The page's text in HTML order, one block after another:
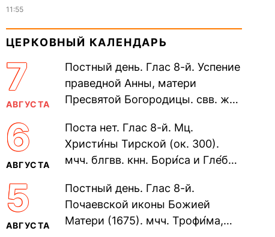
11:55
ЦЕРКОВНЫЙ КАЛЕНДАРЬ
7
АВГУСТА
Постный день. Глас 8-й. Успение
праведной Анны, матери
Пресвятой Богородицы. свв. жен
прп. Евпракси́и девы,...
6
АВГУСТА
Поста нет. Глас 8-й. Мц.
Христи́ны Тирской (ок. 300).
мчч. блгвв. кнн. Бори́са и Гле́ба,
Дави́да (1015). Прп....
5
АВГУСТА
Постный день. Глас 8-й.
Почаевской иконы Божией
Матери (1675). мчч. Трофи́ма,